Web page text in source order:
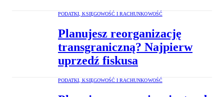
PODATKI, KSIĘGOWOŚĆ I RACHUNKOWOŚĆ
Planujesz reorganizację
transgraniczną? Najpierw
uprzedź fiskusa
PODATKI, KSIĘGOWOŚĆ I RACHUNKOWOŚĆ